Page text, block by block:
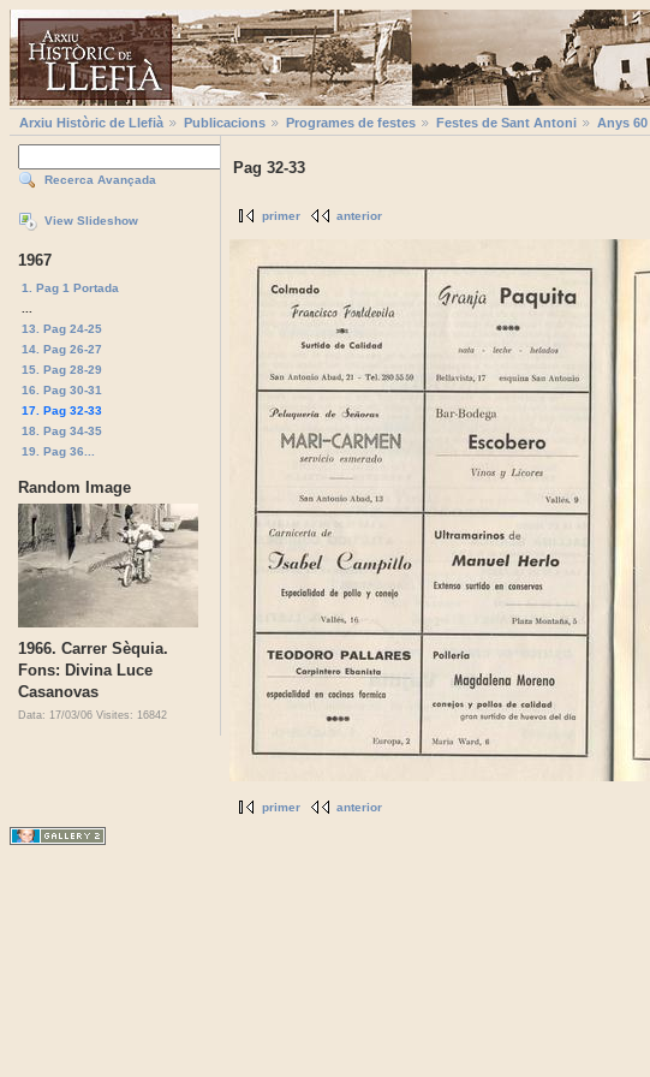
Arxiu Històric de Llefià Publicacions Programes de festes Festes de Sant Antoni Anys 60
Recerca Avançada
View Slideshow
1967
1. Pag 1 Portada
13. Pag 24-25
14. Pag 26-27
15. Pag 28-29
16. Pag 30-31
17. Pag 32-33
18. Pag 34-35
19. Pag 36...
Random Image
1966. Carrer Sèquia.
Fons: Divina Luce
Casanovas
Data: 17/03/06 Visites: 16842
Pag 32-33
primer anterior
primer anterior